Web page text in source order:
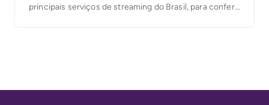
principais serviços de streaming do Brasil, para conferir